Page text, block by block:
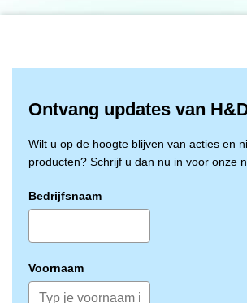
handschoen vast kan
- Gerimpelde afwerking
Ontvang updates van
Wilt u op de hoogte blijven van acties en
producten? Schrijf u dan nu in voor onze
Bedrijfsnaam
Voornaam